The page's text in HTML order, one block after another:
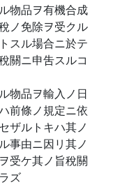
物品ヲ有機合成
ノ免除ヲ受クル
スル場合ニ於テ
關ニ申吿スルコ
物品ヲ輸入ノ日
前條ノ規定ニ依
ザルトキハ其ノ
事由ニ因リ其ノ
受ケ其ノ旨稅關
ズ